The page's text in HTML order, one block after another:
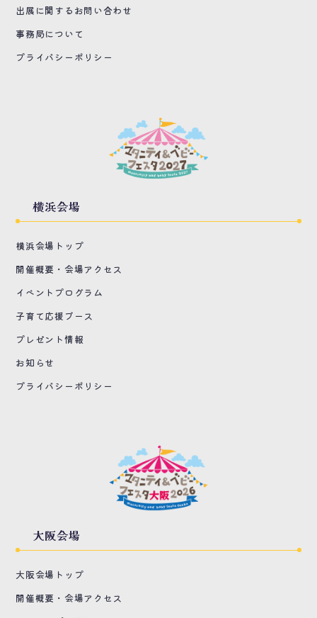
出展に関するお問い合わせ
事務局について
プライバシーポリシー
横浜会場
横浜会場トップ
開催概要・会場アクセス
イベントプログラム
子育て応援ブース
プレゼント情報
お知らせ
プライバシーポリシー
大阪会場
大阪会場トップ
開催概要・会場アクセス